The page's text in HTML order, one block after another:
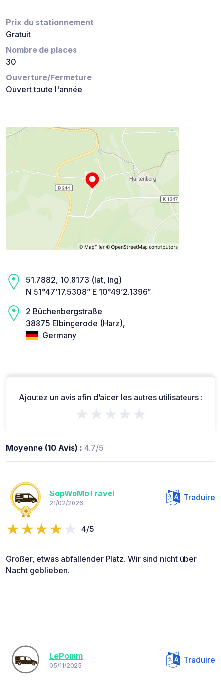
Prix du stationnement
Gratuit
Nombre de places
30
Ouverture/Fermeture
Ouvert toute l'année
51.7882, 10.8173 (lat, lng)
N 51°47’17.5308” E 10°49’2.1396”
2 Büchenbergstraße
38875 Elbingerode (Harz),
Germany
Ajoutez un avis afin d’aider les autres utilisateurs :
★★★★★
Moyenne (10 Avis) : 4.7/5
SopWoMoTravel
21/02/2026
Traduire
4/5
Großer, etwas abfallender Platz. Wir sind nicht über
Nacht geblieben.
LePomm
05/11/2025
Traduire